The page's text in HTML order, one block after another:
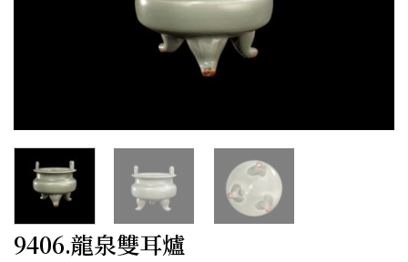
9406.龍泉雙耳爐